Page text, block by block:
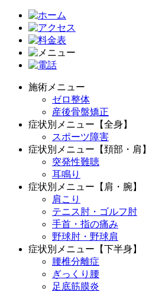
施術メニュー
ゼロ整体
産後骨盤矯正
症状別メニュー【全身】
スポーツ障害
症状別メニュー【頚部・肩】
突発性難聴
耳鳴り
症状別メニュー【肩・腕】
肩こり
テニス肘・ゴルフ肘
手首・指の痛み
野球肘・野球肩
症状別メニュー【下半身】
腰椎分離症
ぎっくり腰
足底筋膜炎